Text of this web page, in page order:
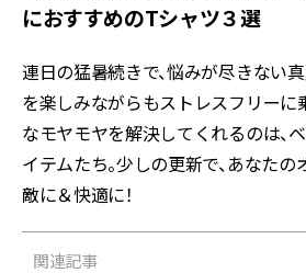
におすすめのTシャツ３選
連日の猛暑続きで、悩みが尽きない
を楽しみながらもストレスフリーに
なモヤモヤを解決してくれるのは、
イテムたち。少しの更新で、あなた
敵に＆快適に！
関連記事